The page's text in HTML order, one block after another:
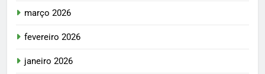
março 2026
fevereiro 2026
janeiro 2026